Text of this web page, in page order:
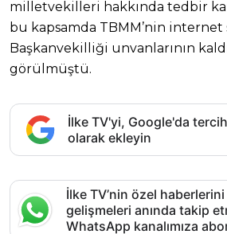
milletvekilleri hakkında tedbir
bu kapsamda TBMM’nin
Başkanvekilliği unvanlarının
görülmüştü.
İlke TV'yi, Google'da
olarak ekleyin
İlke TV’nin özel
gelişmeleri anında takip
WhatsApp kanalımıza